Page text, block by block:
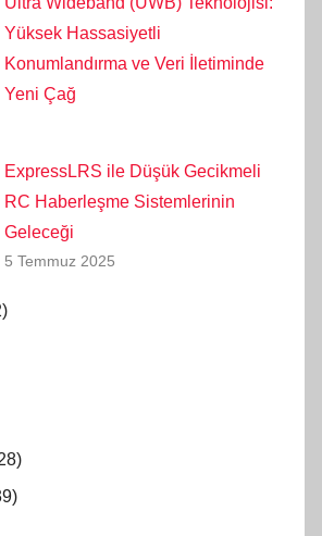
Yüksek Hassasiyetli
Konumlandırma ve Veri İletiminde
Yeni Çağ
ExpressLRS ile Düşük Gecikmeli
RC Haberleşme Sistemlerinin
Geleceği
5 Temmuz 2025